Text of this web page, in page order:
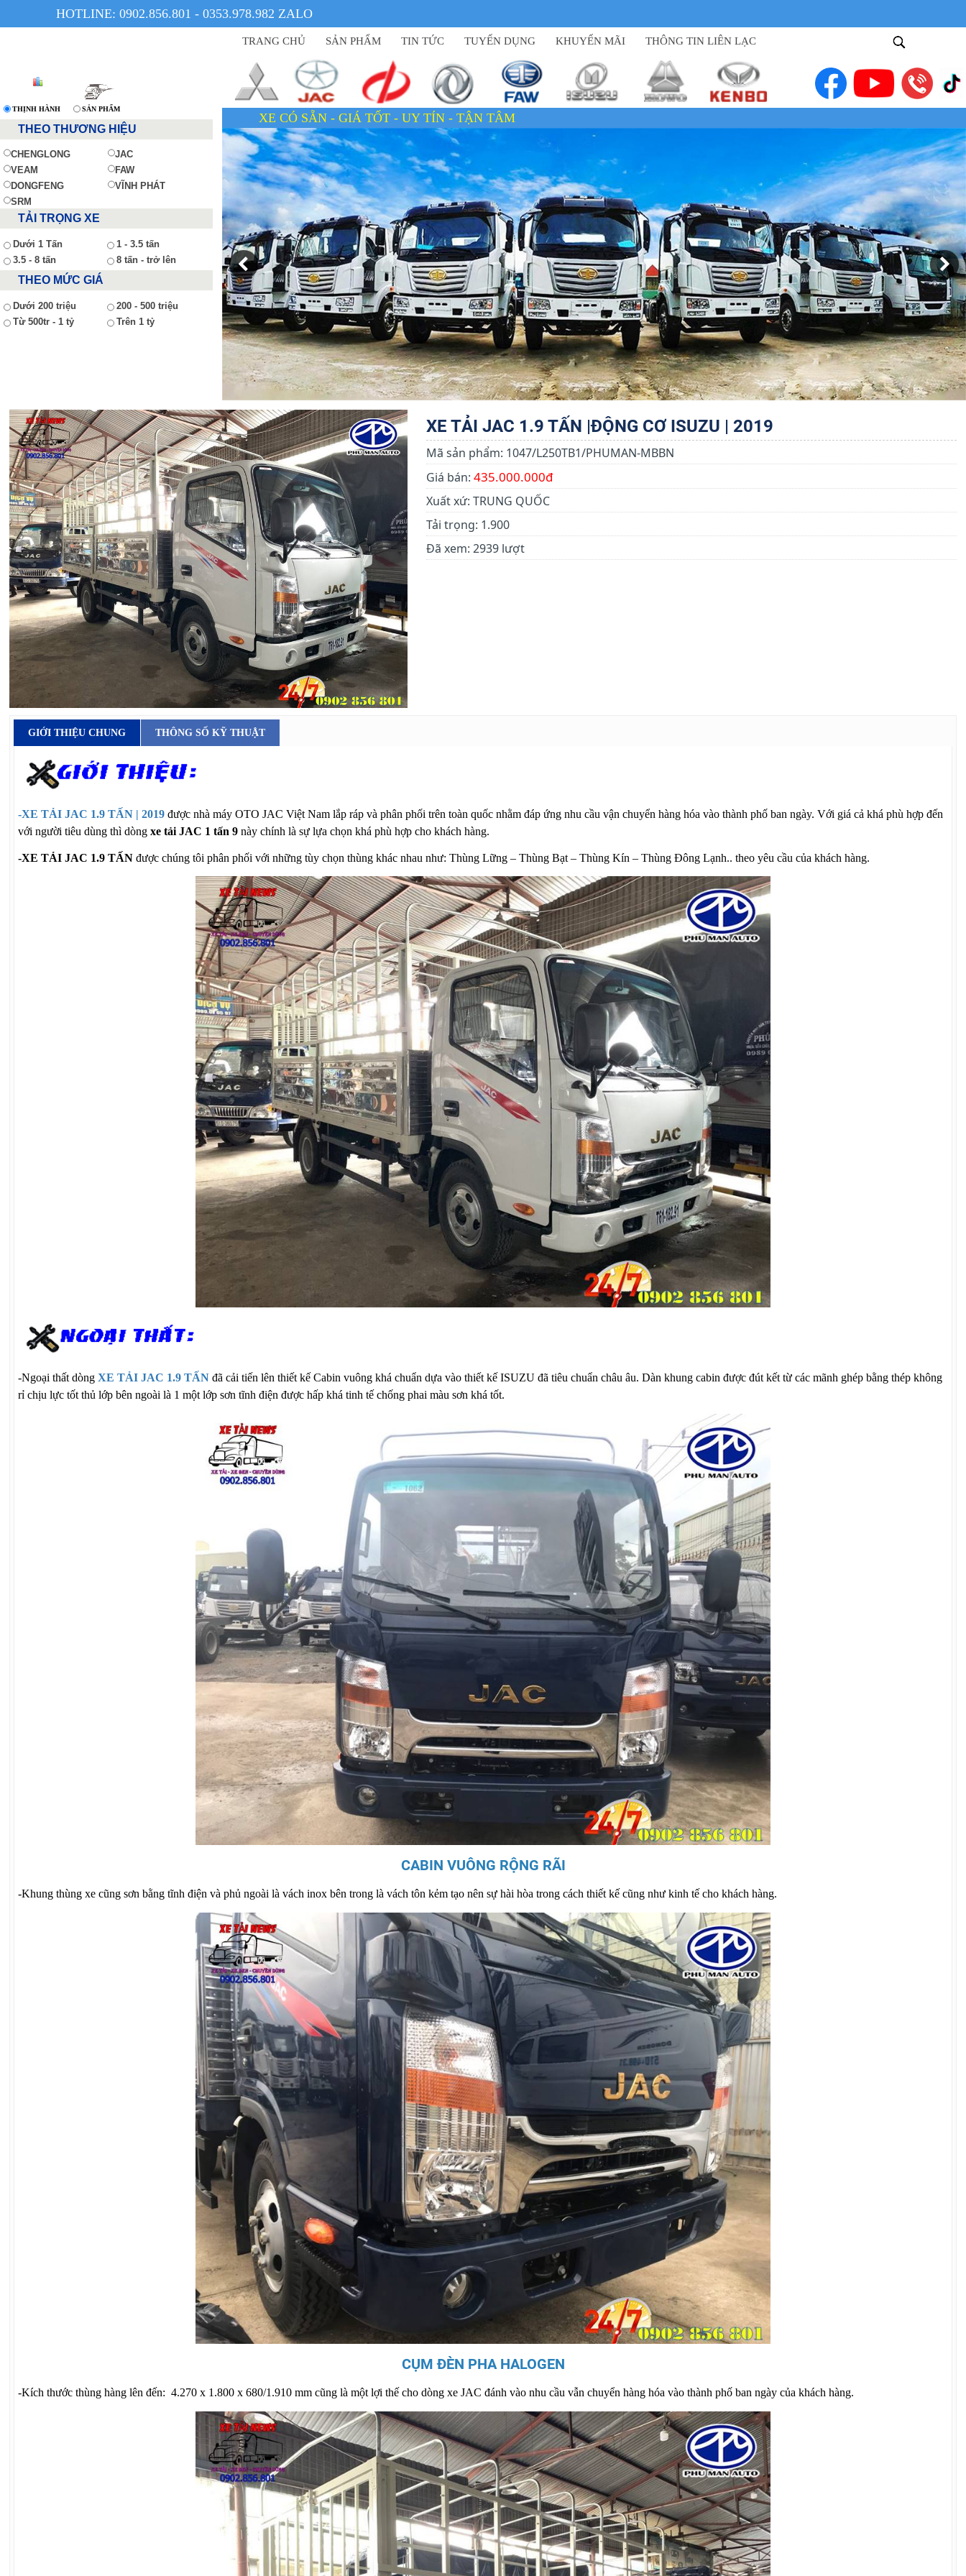
HOTLINE: 0902.856.801 - 0353.978.982 ZALO
TRANG CHỦ SẢN PHẨM TIN TỨC TUYỂN DỤNG KHUYẾN MÃI THÔNG TIN LIÊN LẠC
XE CÓ SẴN - GIÁ TỐT - UY TÍN - TẬN TÂM
THỊNH HÀNH SẢN PHẨM
THEO THƯƠNG HIỆU
CHENGLONG
JAC
VEAM
FAW
DONGFENG
VĨNH PHÁT
SRM
TẢI TRỌNG XE
Dưới 1 Tấn
1 - 3.5 tấn
3.5 - 8 tấn
8 tấn - trở lên
THEO MỨC GIÁ
Dưới 200 triệu
200 - 500 triệu
Từ 500tr - 1 tỷ
Trên 1 tỷ
XE TẢI JAC 1.9 TẤN |ĐỘNG CƠ ISUZU | 2019
Mã sản phẩm: 1047/L250TB1/PHUMAN-MBBN
Giá bán: 435.000.000đ
Xuất xứ: TRUNG QUỐC
Tải trọng: 1.900
Đã xem: 2939 lượt
GIỚI THIỆU CHUNG THÔNG SỐ KỸ THUẬT
-XE TẢI JAC 1.9 TẤN | 2019 được nhà máy OTO JAC Việt Nam lắp ráp và phân phối trên toàn quốc nhằm đáp ứng nhu cầu vận chuyển hàng hóa vào thành phố ban ngày. Với giá cả khá phù hợp đến
với người tiêu dùng thì dòngxe tải JAC 1 tấn 9 này chính là sự lựa chọn khá phù hợp cho khách hàng.
-XE TẢI JAC 1.9 TẤN được chúng tôi phân phối với những tùy chọn thùng khác nhau như: Thùng Lững – Thùng Bạt – Thùng Kín – Thùng Đông Lạnh.. theo yêu cầu của khách hàng.
-Ngoại thất dòngXE TẢI JAC 1.9 TẤN đã cải tiến lên thiết kế Cabin vuông khá chuẩn dựa vào thiết kế ISUZU đã tiêu chuẩn châu âu. Dàn khung cabin được đút kết từ các mãnh ghép bằng thép không
rỉ chịu lực tốt thủ lớp bên ngoài là 1 một lớp sơn tĩnh điện được hấp khá tinh tế chống phai màu sơn khá tốt.
CABIN VUÔNG RỘNG RÃI
-Khung thùng xe cũng sơn bằng tĩnh điện và phủ ngoài là vách inox bên trong là vách tôn kẻm tạo nên sự hài hòa trong cách thiết kế cũng như kinh tế cho khách hàng.
CỤM ĐÈN PHA HALOGEN
-Kích thước thùng hàng lên đến: 4.270 x 1.800 x 680/1.910 mm cũng là một lợi thế cho dòng xe JAC đánh vào nhu cầu vẫn chuyển hàng hóa vào thành phố ban ngày của khách hàng.